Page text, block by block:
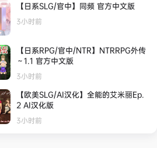
【日系SLG/官中】同频 官方中文版
3小时前
【日系RPG/官中/NTR】NTRRPG外传
～1.1 官方中文版
3小时前
【欧美SLG/AI汉化】全能的艾米丽Ep.
2 AI汉化版
3小时前